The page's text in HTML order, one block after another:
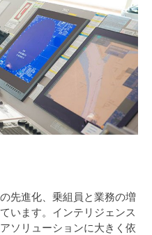
先進化、乗組員と業務の増
います。インテリジェンス
ソリューションに大きく依